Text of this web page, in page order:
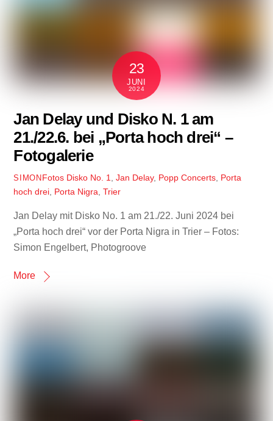
23
JUNI
2024
Jan Delay und Disko N. 1 am
21./22.6. bei „Porta hoch drei“ –
Fotogalerie
SIMON Fotos Disko No. 1 Jan Delay, Popp Concerts, Porta
hoch drei Porta Nigra ,Trier
Jan Delay mit Disko No. 1 am 21./22. Juni 2024 bei
„Porta hoch drei“ vor der Porta Nigra in Trier – Fotos:
Simon Engelbert, Photogroove
More